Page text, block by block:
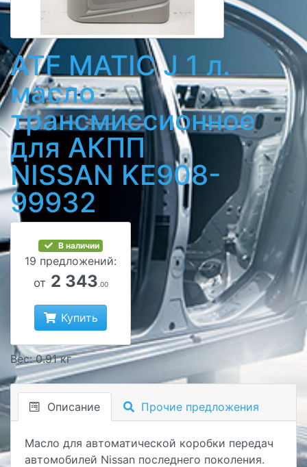
ATF MATIC J 1 л.
масло
трансмиссионное
для АКПП
NISSAN KE908-
99932
В наличии
19 предложений:
от 2 343 .00
Купить
Вес: 0.91 кг
Описание Прочие предложения
Масло для автоматической коробки передач
автомобилей Nissan последнего поколения.